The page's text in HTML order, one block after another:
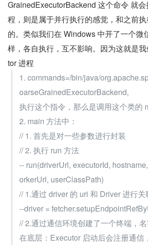
GrainedExecutorBackend 这个命令 就
程，则是属于并行执行的感觉，和之前
的。类似我们在 Windows 中开了一个微
样，各自执行，互不影响。因为这就是
tor 进程
1. commands=/bin/java/
oarseGrainedExecutorBackend,
执行这个指令，那么是调用这个类的
2. main 方法中：
// 1. 首先是对一些参数进行封装
// 2. 执行 run 方法
-- run(driverUrl, executorId,
orkerUrl, userClassPath)
// 1.通过 driver 的 uri 和 Driver 进行关
--driver =
// 2.通过通信环境创建了一个终端，名
在底层：Executor 启动后会注册通信